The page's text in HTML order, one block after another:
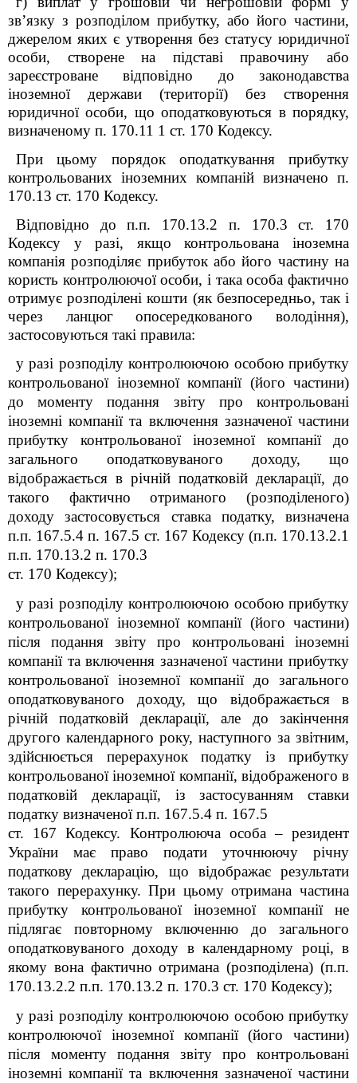
зв’язку з розподілом прибутку, або його частини,
джерелом яких є утворення без статусу юридичної
особи, створене на підставі правочину або
зареєстроване відповідно до законодавства
іноземної держави (території) без створення
юридичної особи, що оподатковуються в порядку,
визначеному п. 170.11 1 ст. 170 Кодексу.
При цьому порядок оподаткування прибутку
контрольованих іноземних компаній визначено п.
170.13 ст. 170 Кодексу.
Відповідно до п.п. 170.13.2 п. 170.3 ст. 170
Кодексу у разі, якщо контрольована іноземна
компанія розподіляє прибуток або його частину на
користь контролюючої особи, і така особа фактично
отримує розподілені кошти (як безпосередньо, так і
через ланцюг опосередкованого володіння),
застосовуються такі правила:
у разі розподілу контролюючою особою прибутку
контрольованої іноземної компанії (його частини)
до моменту подання звіту про контрольовані
іноземні компанії та включення зазначеної частини
прибутку контрольованої іноземної компанії до
загального оподатковуваного доходу, що
відображається в річній податковій декларації, до
такого фактично отриманого (розподіленого)
доходу застосовується ставка податку, визначена
п.п. 167.5.4 п. 167.5 ст. 167 Кодексу (п.п. 170.13.2.1
п.п. 170.13.2 п. 170.3
ст. 170 Кодексу);
у разі розподілу контролюючою особою прибутку
контрольованої іноземної компанії (його частини)
після подання звіту про контрольовані іноземні
компанії та включення зазначеної частини прибутку
контрольованої іноземної компанії до загального
оподатковуваного доходу, що відображається в
річній податковій декларації, але до закінчення
другого календарного року, наступного за звітним,
здійснюється перерахунок податку із прибутку
контрольованої іноземної компанії, відображеного в
податковій декларації, із застосуванням ставки
податку визначеної п.п. 167.5.4 п. 167.5
ст. 167 Кодексу. Контролююча особа – резидент
України має право подати уточнюючу річну
податкову декларацію, що відображає результати
такого перерахунку. При цьому отримана частина
прибутку контрольованої іноземної компанії не
підлягає повторному включенню до загального
оподатковуваного доходу в календарному році, в
якому вона фактично отримана (розподілена) (п.п.
170.13.2.2 п.п. 170.13.2 п. 170.3 ст. 170 Кодексу);
у разі розподілу контролюючою особою прибутку
контролюючої іноземної компанії (його частини)
після моменту подання звіту про контрольовані
іноземні компанії та включення зазначеної частини